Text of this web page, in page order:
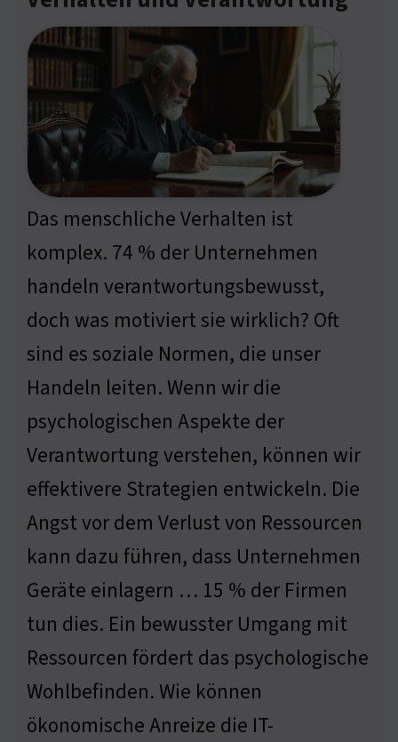
Das menschliche Verhalten ist
komplex. 74 % der Unternehmen
handeln verantwortungsbewusst,
doch was motiviert sie wirklich? Oft
sind es soziale Normen, die unser
Handeln leiten. Wenn wir die
psychologischen Aspekte der
Verantwortung verstehen, können wir
effektivere Strategien entwickeln. Die
Angst vor dem Verlust von Ressourcen
kann dazu führen, dass Unternehmen
Geräte einlagern … 15 % der Firmen
tun dies. Ein bewusster Umgang mit
Ressourcen fördert das psychologische
Wohlbefinden. Wie können
ökonomische Anreize die IT-